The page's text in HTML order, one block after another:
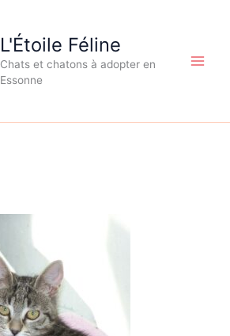
L'Étoile Féline
Chats et chatons à adopter en
Essonne